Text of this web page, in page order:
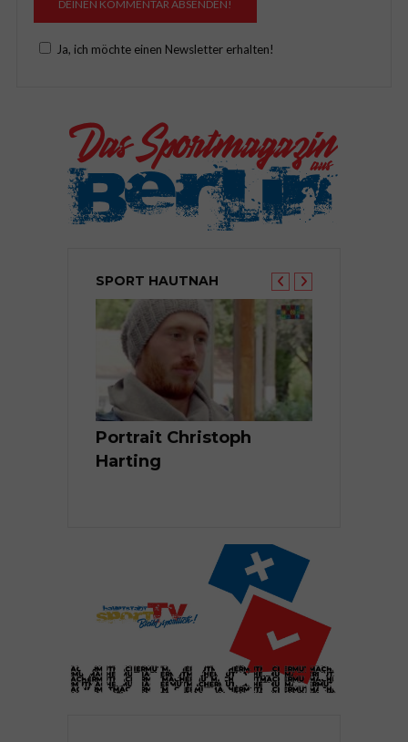
Ja, ich möchte einen Newsletter erhalten!
SPORT HAUTNAH
Portrait Christoph
Harting